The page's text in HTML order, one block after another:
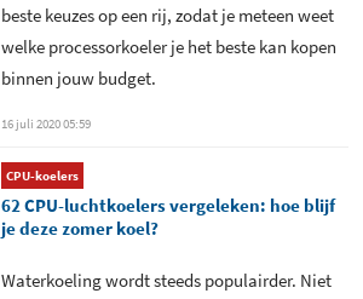
beste keuzes op een rij, zodat je meteen weet
welke processorkoeler je het beste kan kopen
binnen jouw budget.
16 juli 2020 05:59
CPU-koelers
62 CPU-luchtkoelers vergeleken: hoe blijf
je deze zomer koel?
Waterkoeling wordt steeds populairder. Niet